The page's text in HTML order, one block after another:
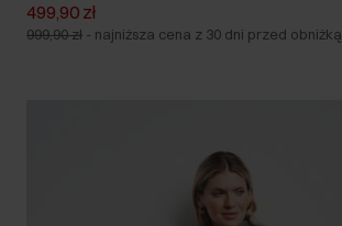
499,90 zł
999,90 zł - najniższa cena z 30 dni przed obniżką